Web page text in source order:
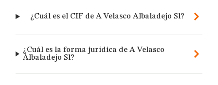
¿Cuál es el CIF de A Velasco Albaladejo Sl?
¿Cuál es la forma jurídica de A Velasco
Albaladejo Sl?